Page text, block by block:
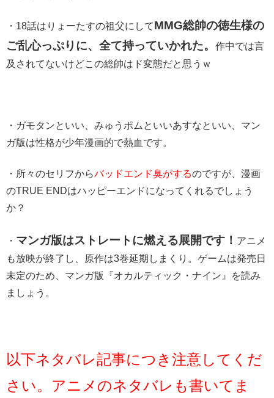
・18話はりょーたすの祖父にしてMMG総帥の徳生様の
ご乱心っぷりに、全て持っていかれた。
作中では言
及されてないけどこの総帥はド変態だと思うｗ
・ガモタンといい、みゅうポムといいあすなといい、マン
ガ版は性格が少年漫画的で熱血です。
・所々のセリフからバッドエンド臭がするのですが、漫画
のTRUE ENDはハッピーエンドになってくれるでしょう
か？
・ マンガ版はストレートに燃える展開です！ アニメ
も放映が終了し、原作は3巻延期しまくり。ゲームは発売日
未定のため、マンガ版『オカルティック・ナイン』を読み
ましょう。
以下ネタバレ記事につき注意してくだ
さい。アニメのネタバレも書いてま